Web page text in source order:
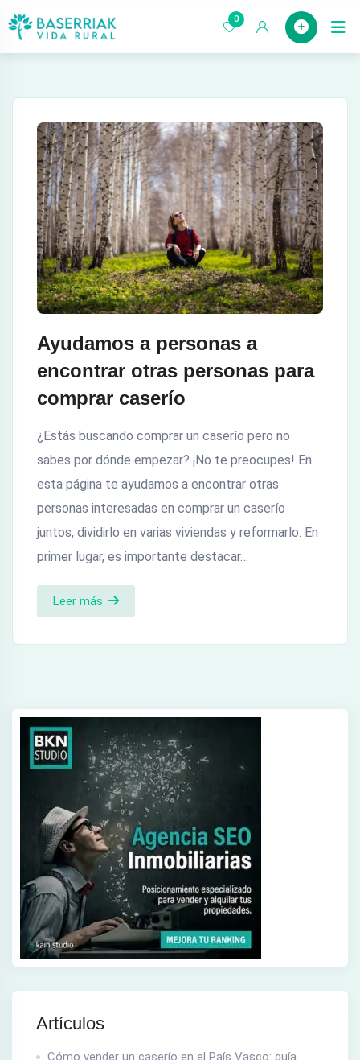
saltar
0
Ayudamos a personas a
encontrar otras personas para
comprar caserío
¿Estás buscando comprar un caserío pero no
sabes por dónde empezar? ¡No te preocupes! En
esta página te ayudamos a encontrar otras
personas interesadas en comprar un caserío
juntos, dividirlo en varias viviendas y reformarlo. En
primer lugar, es importante destacar…
Leer más
Artículos
Cómo vender un caserío en el País Vasco: guía